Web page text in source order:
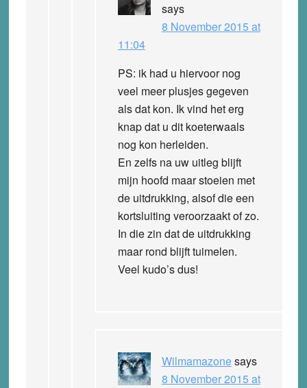
says
8 November 2015 at
11:04
PS: ik had u hiervoor nog
veel meer plusjes gegeven
als dat kon. Ik vind het erg
knap dat u dit koeterwaals
nog kon herleiden.
En zelfs na uw uitleg blijft
mijn hoofd maar stoeien met
de uitdrukking, alsof die een
kortsluiting veroorzaakt of zo.
In die zin dat de uitdrukking
maar rond blijft tuimelen.
Veel kudo’s dus!
Wilmamazonesays
8 November 2015 at